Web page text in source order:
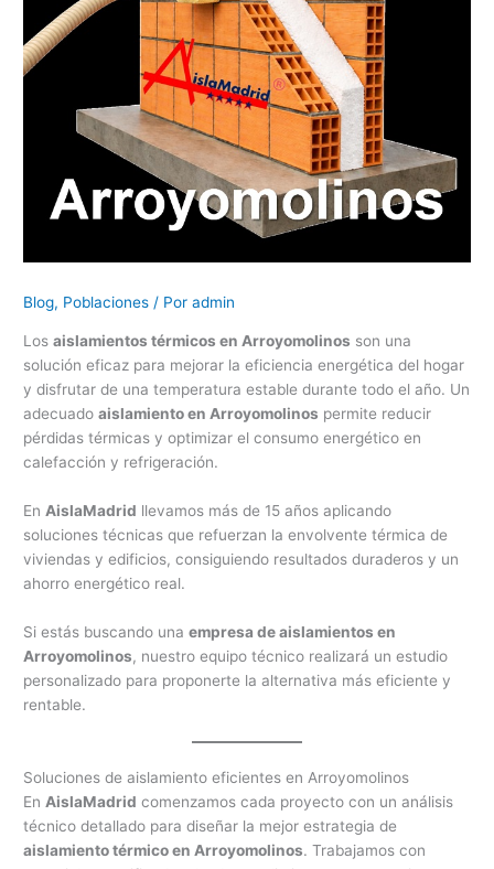
Blog, Poblaciones / Poradmin
Losaislamientos térmicos en Arroyomolinos son una
solución eficaz para mejorar la eficiencia energética del hogar
y disfrutar de una temperatura estable durante todo el año. Un
adecuadoaislamiento en Arroyomolinos permite reducir
pérdidas térmicas y optimizar el consumo energético en
calefacción y refrigeración.
En AislaMadrid llevamos más de 15 años aplicando
soluciones técnicas que refuerzan la envolvente térmica de
viviendas y edificios, consiguiendo resultados duraderos y un
ahorro energético real.
Si estás buscando unaempresa de aislamientos en
Arroyomolinos, nuestro equipo técnico realizará un estudio
personalizado para proponerte la alternativa más eficiente y
rentable.
Soluciones de aislamiento eficientes en Arroyomolinos
En AislaMadrid comenzamos cada proyecto con un análisis
técnico detallado para diseñar la mejor estrategia de
aislamiento térmico en Arroyomolinos. Trabajamos con